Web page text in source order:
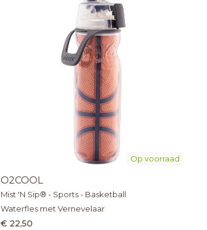
Op voorraad
O2COOL
Mist 'N Sip® - Sports - Basketball
Waterfles met Vernevelaar
€ 22,50